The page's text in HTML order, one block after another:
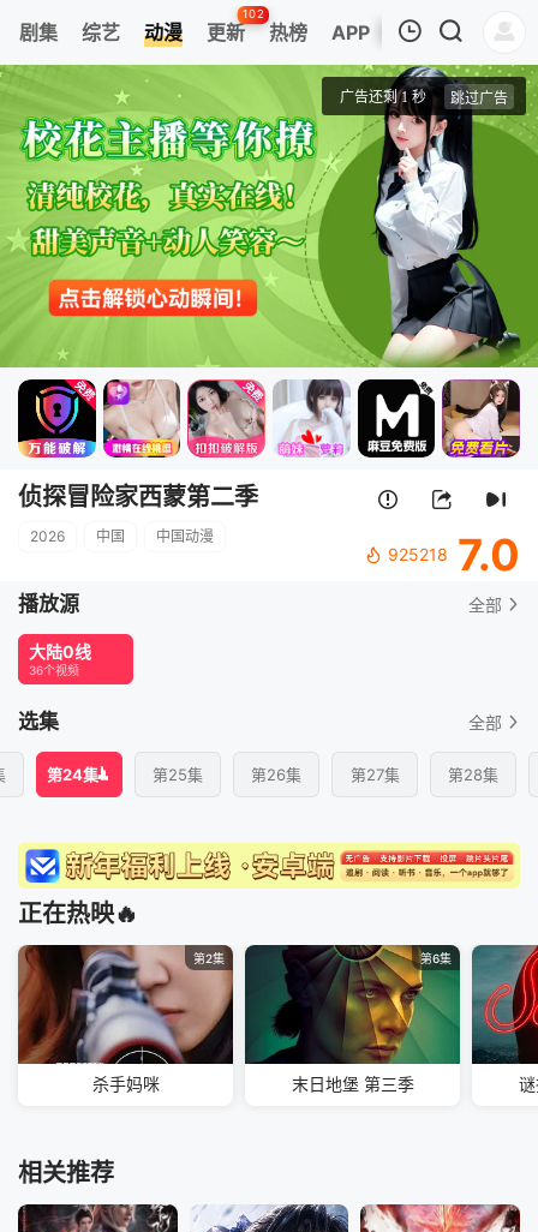
剧集 综艺 动漫 更新
102
热榜 APP
我的观影记录
第24集
侦探冒险家西蒙第二季
清空
侦探冒险家西蒙第二季
2026 中国 中国动漫
925218 7.0
播放源 全部
大陆0线
36个视频
选集 全部
第24集 第25集 第26集 第27集 第28集
正在热映🔥
第2集
杀手妈咪
第6集
末日地堡 第三季
相关推荐